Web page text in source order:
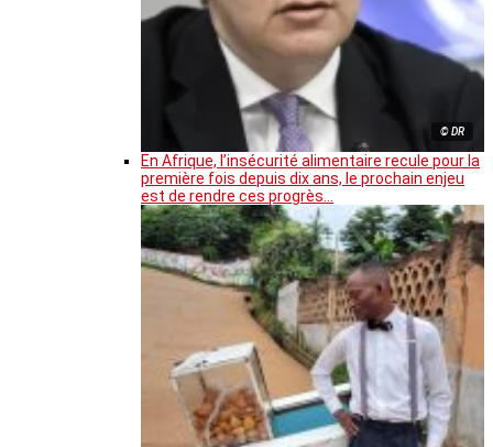
© DR
En Afrique, l’insécurité alimentaire recule pour la
première fois depuis dix ans, le prochain enjeu
est de rendre ces progrès…